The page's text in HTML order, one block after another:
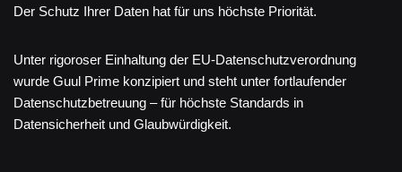
Der Schutz Ihrer Daten hat für uns höchste Priorität.
Unter rigoroser Einhaltung der EU-Datenschutzverordnung
wurde Guul Prime konzipiert und steht unter fortlaufender
Datenschutzbetreuung – für höchste Standards in
Datensicherheit und Glaubwürdigkeit.